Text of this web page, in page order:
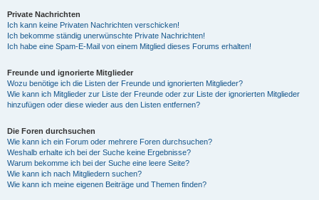
Private Nachrichten
Ich kann keine Privaten Nachrichten verschicken!
Ich bekomme ständig unerwünschte Private Nachrichten!
Ich habe eine Spam-E-Mail von einem Mitglied dieses Forums erhalten!
Freunde und ignorierte Mitglieder
Wozu benötige ich die Listen der Freunde und ignorierten Mitglieder?
Wie kann ich Mitglieder zur Liste der Freunde oder zur Liste der ignorierten Mitglieder
hinzufügen oder diese wieder aus den Listen entfernen?
Die Foren durchsuchen
Wie kann ich ein Forum oder mehrere Foren durchsuchen?
Weshalb erhalte ich bei der Suche keine Ergebnisse?
Warum bekomme ich bei der Suche eine leere Seite?
Wie kann ich nach Mitgliedern suchen?
Wie kann ich meine eigenen Beiträge und Themen finden?